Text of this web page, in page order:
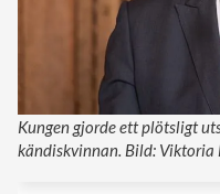
Kungen gjorde ett plötsligt
kändiskvinnan. Bild: Viktoria